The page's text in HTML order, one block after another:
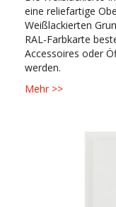
eine reliefartige
Weißlackierten
RAL-Farbkarte
Accessoires oder
werden.
Mehr >>